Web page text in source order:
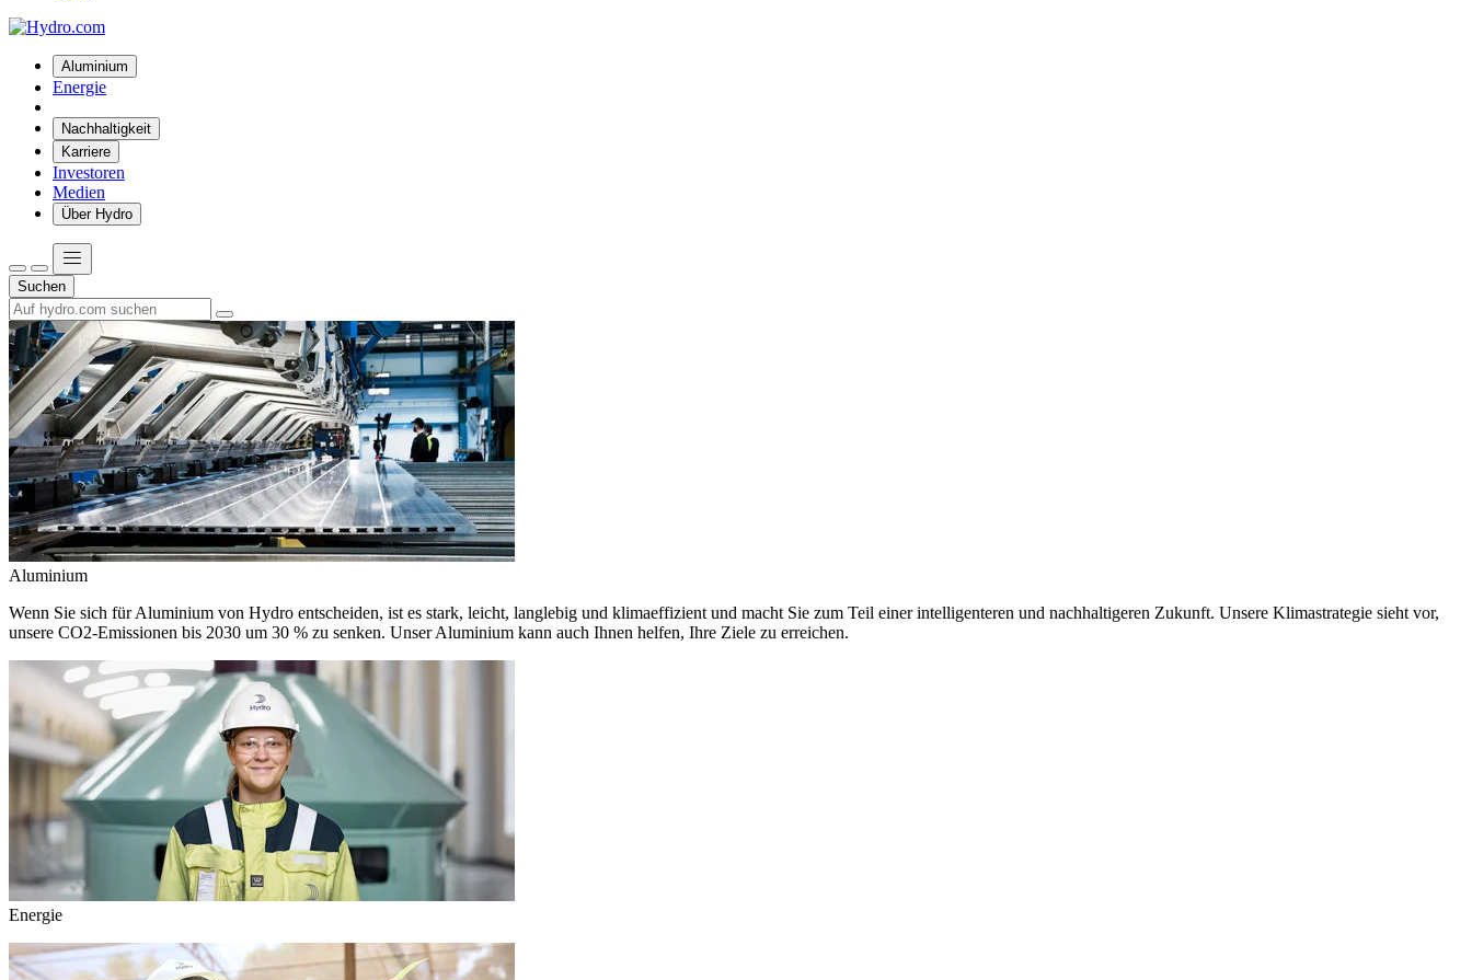
Aluminium
Energie
Nachhaltigkeit
Karriere
Investoren
Medien
Über Hydro
Suchen
Aluminium
Wenn Sie sich für Aluminium von Hydro entscheiden, ist es stark, leicht, langlebig und klimaeffizient und macht Sie zum Teil einer intelligenteren und nachhaltigeren Zukunft. Unsere Klimastrategie sieht vor,
unsere CO2-Emissionen bis 2030 um 30 % zu senken. Unser Aluminium kann auch Ihnen helfen, Ihre Ziele zu erreichen.
Energie